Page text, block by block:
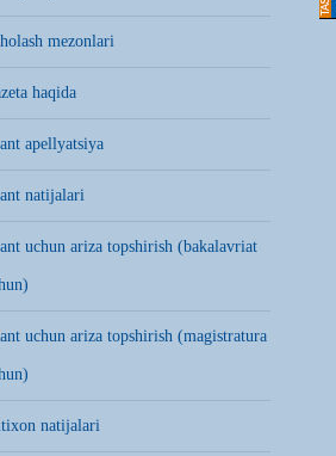
mezonlari
haqida
apellyatsiya
natijalari
uchun ariza topshirish (bakalavriat
uchun ariza topshirish (magistratura
natijalari